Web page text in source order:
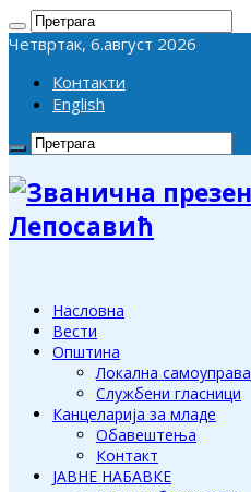
Четвртак, 6.август 2026
Контакти
English
Лепосавић
Насловна
Вести
Општина
Локална самоуправа
Службени гласници
Канцеларија за младе
Обавештења
Контакт
ЈАВНЕ НАБАВКЕ